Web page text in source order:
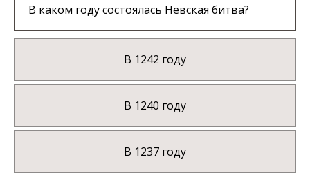
В каком году состоялась Невская битва?
В 1242 году
В 1240 году
В 1237 году